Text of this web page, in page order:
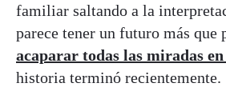
familiar saltando a la
parece tener un futuro más que
acaparar todas las miradas en
historia terminó recientemente.